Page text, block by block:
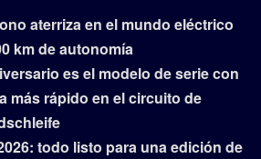
aterriza en el mundo eléctrico
km de autonomía
es el modelo de serie con
más rápido en el circuito de
todo listo para una edición de